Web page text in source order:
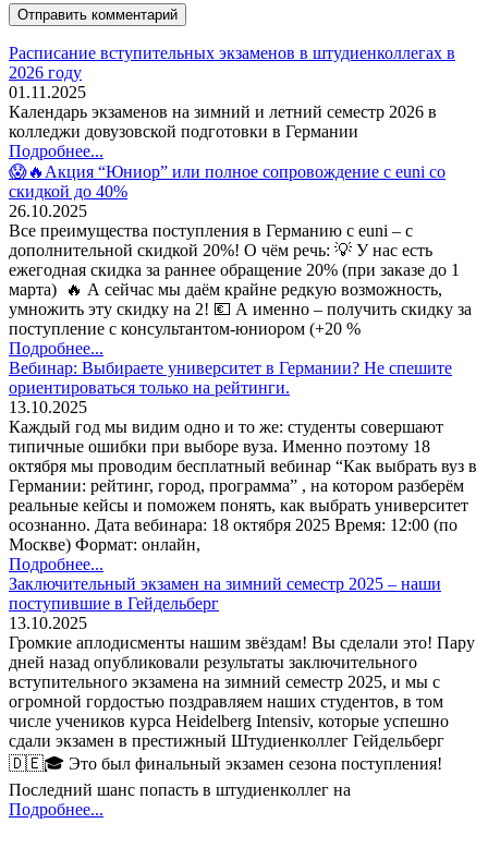
Расписание вступительных экзаменов в штудиенколлегах в
2026 году
01.11.2025
Календарь экзаменов на зимний и летний семестр 2026 в
колледжи довузовской подготовки в Германии
Подробнее...
😱🔥Акция “Юниор” или полное сопровождение с euni со
скидкой до 40%
26.10.2025
Все преимущества поступления в Германию с euni – с
дополнительной скидкой 20%! О чём речь: 💡 У нас есть
ежегодная скидка за раннее обращение 20% (при заказе до 1
марта) 🔥 А сейчас мы даём крайне редкую возможность,
умножить эту скидку на 2! 💶 А именно – получить скидку за
поступление с консультантом-юниором (+20 %
Подробнее...
Вебинар: Выбираете университет в Германии? Не спешите
ориентироваться только на рейтинги.
13.10.2025
Каждый год мы видим одно и то же: студенты совершают
типичные ошибки при выборе вуза. Именно поэтому 18
октября мы проводим бесплатный вебинар “Как выбрать вуз в
Германии: рейтинг, город, программа” , на котором разберём
реальные кейсы и поможем понять, как выбрать университет
осознанно. Дата вебинара: 18 октября 2025 Время: 12:00 (по
Москве) Формат: онлайн,
Подробнее...
Заключительный экзамен на зимний семестр 2025 – наши
поступившие в Гейдельберг
13.10.2025
Громкие аплодисменты нашим звёздам! Вы сделали это! Пару
дней назад опубликовали результаты заключительного
вступительного экзамена на зимний семестр 2025, и мы с
огромной гордостью поздравляем наших студентов, в том
числе учеников курса Heidelberg Intensiv, которые успешно
сдали экзамен в престижный Штудиенколлег Гейдельберг
🇩🇪🎓 Это был финальный экзамен сезона поступления!
Последний шанс попасть в штудиенколлег на
Подробнее...